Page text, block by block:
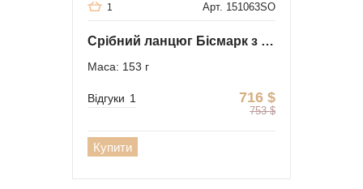
Арт. 151063SO
1
Срібний ланцюг Бісмарк з ладанкою
Маса: 153 г
716 $
753 $
Відгуки 1
Купити